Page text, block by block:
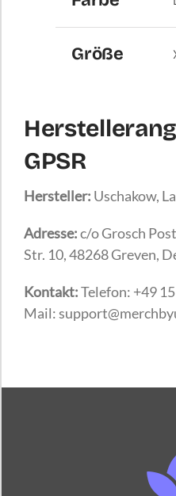
Größe
GPSR
Hersteller: Uschakow,
Adresse:c/o Grosch
Str. 10, 48268 Greven,
Kontakt:Telefon: +49
Mail: